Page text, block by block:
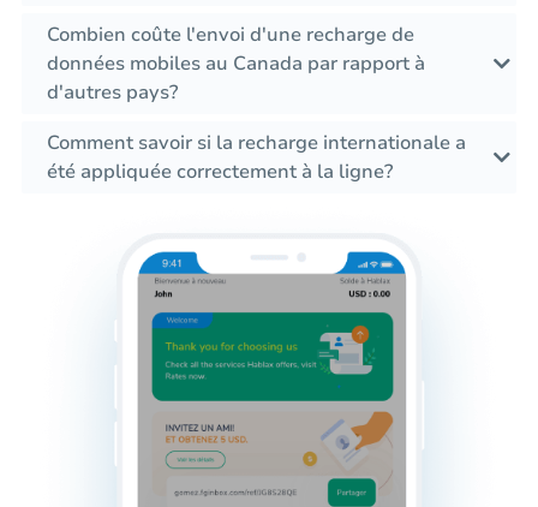
Combien coûte l'envoi d'une recharge de
données mobiles au Canada par rapport à
d'autres pays?
Comment savoir si la recharge internationale a
été appliquée correctement à la ligne?